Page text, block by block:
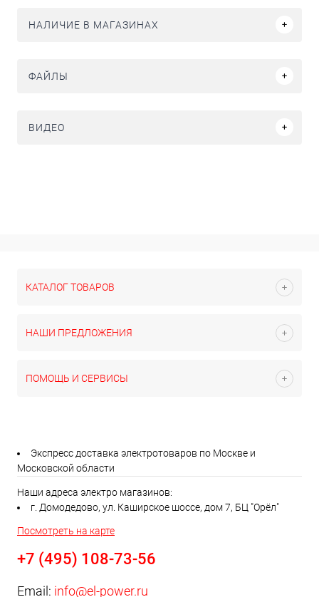
НАЛИЧИЕ В МАГАЗИНАХ
ФАЙЛЫ
ВИДЕО
КАТАЛОГ ТОВАРОВ
НАШИ ПРЕДЛОЖЕНИЯ
ПОМОЩЬ И СЕРВИСЫ
Экспресс доставка электротоваров по Москве и
Московской области
Наши адреса электро магазинов:
г. Домодедово, ул. Каширское шоссе, дом 7, БЦ "Орёл"
Посмотреть на карте
+7 (495) 108-73-56
Email: info@el-power.ru